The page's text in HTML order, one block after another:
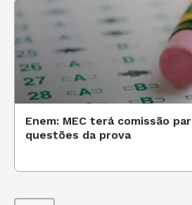
Enem: MEC terá comissão
questões da prova